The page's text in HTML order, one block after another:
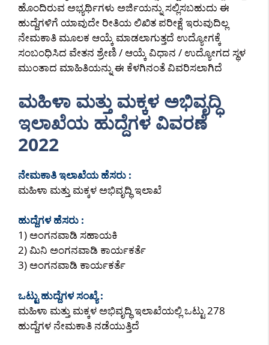
ಹೊಂದಿರುವ ಅಭ್ಯರ್ಥಿಗಳು ಅರ್ಜಿಯನ್ನು ಸಲ್ಲಿಸಬಹುದು ಈ
ಹುದ್ದೆಗಳಿಗೆ ಯಾವುದೇ ರೀತಿಯ ಲಿಖಿತ ಪರೀಕ್ಷೆ ಇರುವುದಿಲ್ಲ
ನೇಮಕಾತಿ ಮೂಲಕ ಆಯ್ಕೆ ಮಾಡಲಾಗುತ್ತದೆ ಉದ್ಯೋಗಕ್ಕೆ
ಸಂಬಂಧಿಸಿದ ವೇತನ ಶ್ರೇಣಿ / ಆಯ್ಕೆ ವಿಧಾನ / ಉದ್ಯೋಗದ ಸ್ಥಳ
ಮುಂತಾದ ಮಾಹಿತಿಯನ್ನು ಈ ಕೆಳಗಿನಂತೆ ವಿವರಿಸಲಾಗಿದೆ
ಮಹಿಳಾ ಮತ್ತು ಮಕ್ಕಳ ಅಭಿವೃದ್ಧಿ
ಇಲಾಖೆಯ ಹುದ್ದೆಗಳ ವಿವರಣೆ
2022
ನೇಮಕಾತಿ ಇಲಾಖೆಯ ಹೆಸರು :
ಮಹಿಳಾ ಮತ್ತು ಮಕ್ಕಳ ಅಭಿವೃದ್ಧಿ ಇಲಾಖೆ
ಹುದ್ದೆಗಳ ಹೆಸರು :
1) ಅಂಗನವಾಡಿ ಸಹಾಯಕಿ
2) ಮಿನಿ ಅಂಗನವಾಡಿ ಕಾರ್ಯಕರ್ತೆ
3) ಅಂಗನವಾಡಿ ಕಾರ್ಯಕರ್ತೆ
ಒಟ್ಟು ಹುದ್ದೆಗಳ ಸಂಖ್ಯೆ :
ಮಹಿಳಾ ಮತ್ತು ಮಕ್ಕಳ ಅಭಿವೃದ್ಧಿ ಇಲಾಖೆಯಲ್ಲಿ ಒಟ್ಟು 278
ಹುದ್ದೆಗಳ ನೇಮಕಾತಿ ನಡೆಯುತ್ತಿದೆ